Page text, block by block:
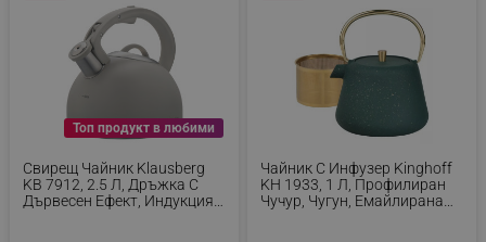
Топ продукт в любими
Свирещ Чайник Klausberg
KB 7912, 2.5 Л, Дръжка С
Дървесен Ефект, Индукция,
Чайник С Инфузер Kinghoff
KH 1933, 1 Л, Профилиран
Чучур, Чугун, Емайлирана